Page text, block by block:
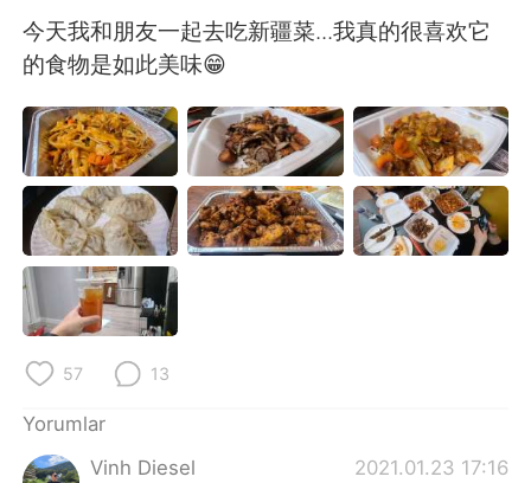
العربية Français
Deutsch 日本語
한국어 Русский
ไทย Indonesia
Italiano
Português
今天我和朋友一起去吃新疆菜...我真的很喜欢它
的食物是如此美味😁
57 13
Yorumlar
Vinh Diesel
2021.01.23 17:16